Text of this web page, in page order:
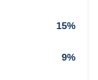
15%
9%